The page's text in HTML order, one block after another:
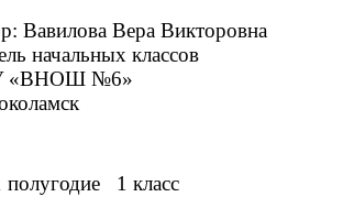
Вавилова Вера Викторовна
классов
полугодие 1 класс